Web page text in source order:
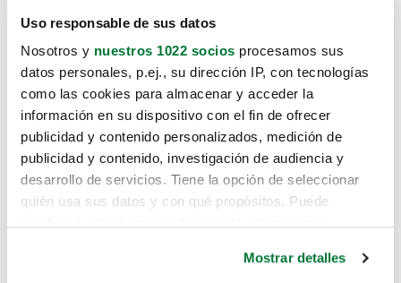
Uso responsable de sus datos
Nosotros y nuestros 1022 socios procesamos sus
datos personales, p.ej., su dirección IP, con tecnologías
como las cookies para almacenar y acceder la
información en su dispositivo con el fin de ofrecer
publicidad y contenido personalizados, medición de
publicidad y contenido, investigación de audiencia y
desarrollo de servicios. Tiene la opción de seleccionar
quién usa sus datos y con qué propósitos. Puede
Mostrar detalles
Lo sentimos, no sabemos como
te hemos traido hasta aquí.
Pero puedes encontrar el coche que estás
buscando en alguno de estos enlaces: